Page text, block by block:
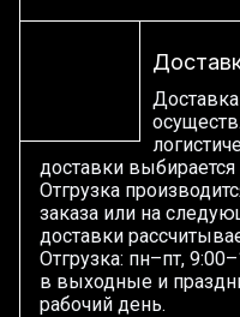
доставки
Отгрузка
заказа или на
доставки
Отгрузка: пн–пт,
в выходные и
рабочий день.